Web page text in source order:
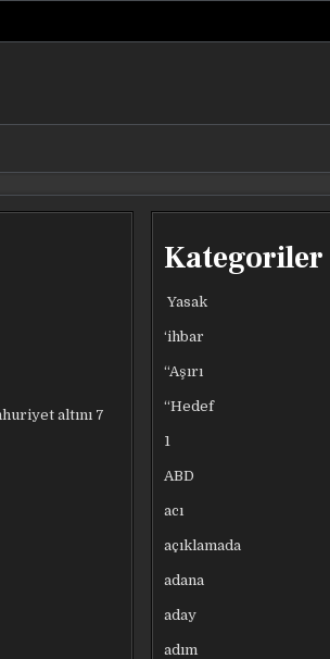
altını 7
Kategoriler
Yasak
‘ihbar
“Aşırı
“Hedef
1
ABD
acı
açıklamada
adana
aday
adım